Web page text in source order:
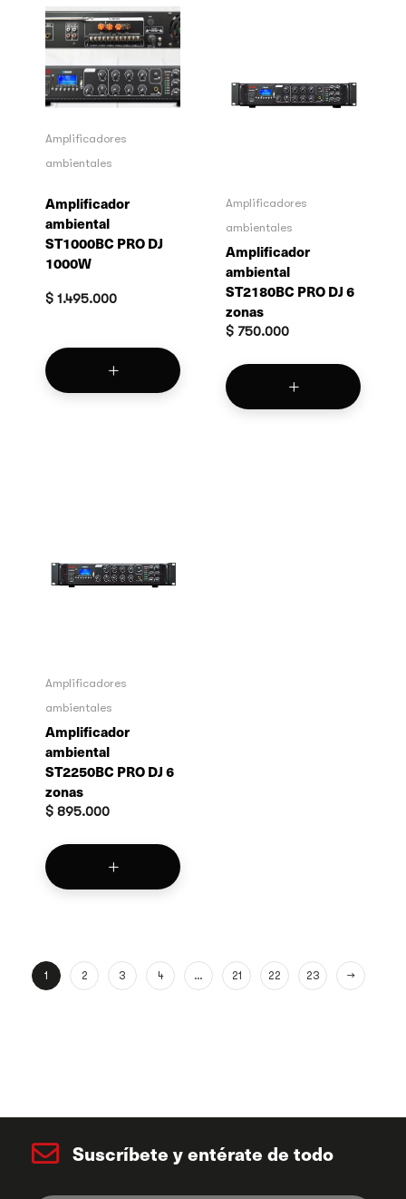
Amplificadores
ambientales
Amplificador
ambiental
ST1000BC PRO DJ
1000W
$ 1.495.000
Amplificadores
ambientales
Amplificador
ambiental
ST2180BC PRO DJ 6
zonas
$ 750.000
Amplificadores
ambientales
Amplificador
ambiental
ST2250BC PRO DJ 6
zonas
$ 895.000
1 2 3 4 … 21 22 23 →
Suscríbete y entérate de todo